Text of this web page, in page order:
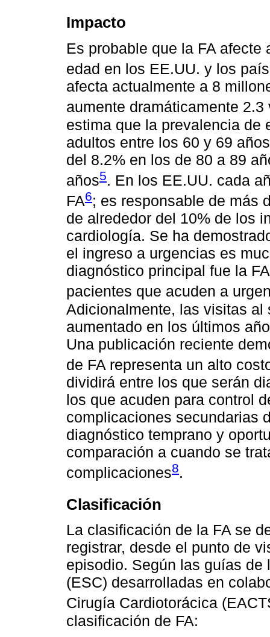
Impacto
Es probable que la FA
edad en los EE.UU. y los
afecta actualmente a 8
aumente dramáticamente
estima que la prevalencia de
adultos entre los 60 y 69
del 8.2% en los de 80 a 89
años5. En los EE.UU. cada
FA6; es responsable de más
de alrededor del 10% de los
cardiología. Se ha
el ingreso a urgencias es
diagnóstico principal fue la
pacientes que acuden a
Adicionalmente, las visitas al
aumentado en los últimos
Una publicación reciente
de FA representa un alto
dividirá entre los que serán
los que acuden para control
complicaciones secundarias
diagnóstico temprano y
comparación a cuando se
complicaciones8.
Clasificación
La clasificación de la FA se
registrar, desde el punto de
episodio. Según las guías
(ESC) desarrolladas en
Cirugía Cardiotorácica
clasificación de FA: